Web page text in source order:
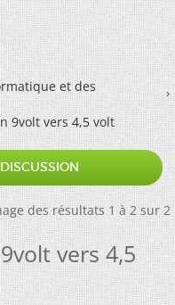
et des
9volt vers 4,5 volt
des résultats 1 à 2 sur 2
vers 4,5